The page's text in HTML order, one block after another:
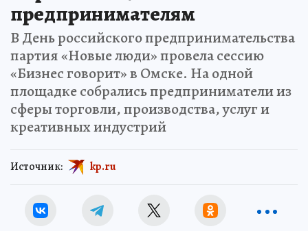
предпринимателям
В День российского предпринимательства
партия «Новые люди» провела сессию
«Бизнес говорит» в Омске. На одной
площадке собрались предприниматели из
сферы торговли, производства, услуг и
креативных индустрий
Источник: kp.ru